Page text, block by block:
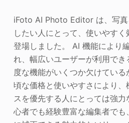
iFoto AI Photo Editor は、写真
したい人にとって、使いやす
登場しました。 AI 機能により
れ、幅広いユーザーが利用で
度な機能がいくつか欠けてい
頃な価格と使いやすさにより
スを優先する人にとっては強
心者でも経験豊富な編集者で